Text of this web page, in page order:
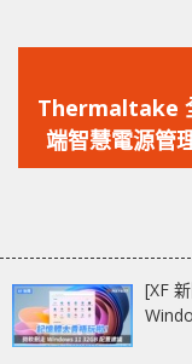
一
篇
文
Thermaltake
端智慧電源管
(SPM)2.0
[XF